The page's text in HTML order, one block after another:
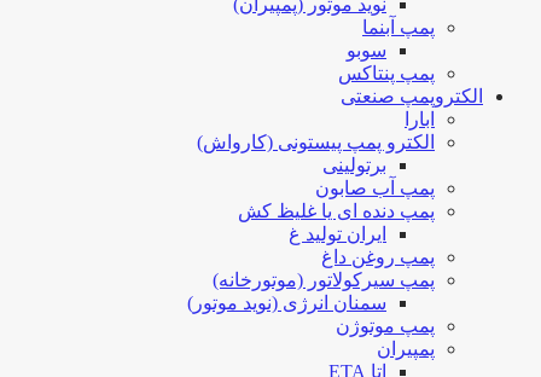
پمپ آبنما
سوبو
پمپ پنتاکس
الکتروپمپ صنعتی
ابارا
الکترو پمپ پیستونی (کارواش)
برتولینی
پمپ آب صابون
پمپ دنده ای یا غلیظ کش
ایران تولید غ
پمپ روغن داغ
پمپ سیرکولاتور (موتورخانه)
سمنان انرژی (نوید موتور)
پمپ موتوژن
پمپیران
اتا ETA